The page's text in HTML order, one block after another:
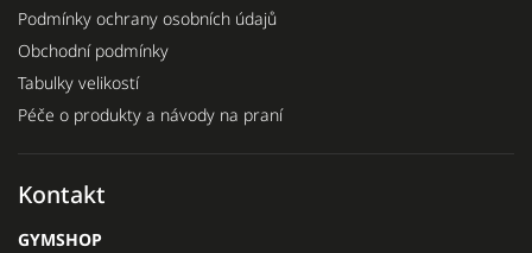
Podmínky ochrany osobních údajů
Obchodní podmínky
Tabulky velikostí
Péče o produkty a návody na praní
Kontakt
GYMSHOP